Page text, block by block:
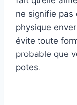
ne signifie pas
physique
évite toute
probable que
potes.